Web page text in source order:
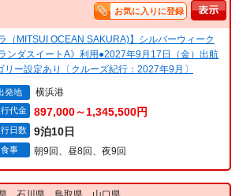
お気に入りに登録
（MITSUI OCEAN SAKURA)】シルバーウィーク
ンダスイートA》利用●2027年9月17日（金）出航
ー設定あり〔クルーズ紀行：2027年9月〕
発地 横浜港
代金 897,000～1,345,500円
日数 9泊10日
食事 朝9回、昼8回、夜9回